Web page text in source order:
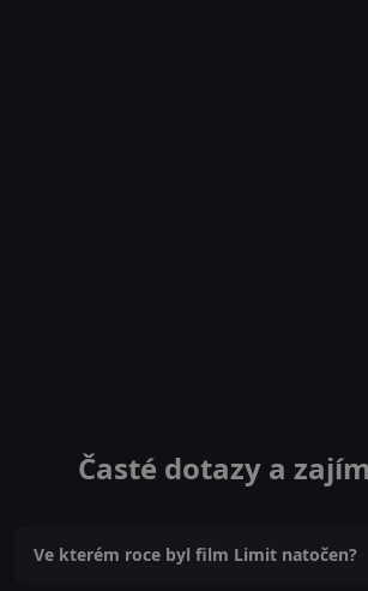
Časté dotazy a
Ve kterém roce byl film Limit natočen?